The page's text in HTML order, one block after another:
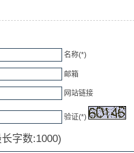
名称(*)
邮箱
网站链接
验证(*)
字数:1000)